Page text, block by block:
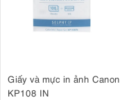
Giấy và mực in ảnh Canon
KP108 IN